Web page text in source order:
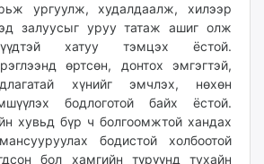
ургуулж, худалдаалж, хилээр
залуусыг уруу татаж ашиг олж
хатуу тэмцэх ёстой.
өртсөн, донтох эмгэгтэй,
хүнийг эмчлэх, нөхөн
бодлоготой байх ёстой.
хувьд бүр ч болгоомжтой хандах
бодистой холбоотой
бол хамгийн түрүүнд тухайн